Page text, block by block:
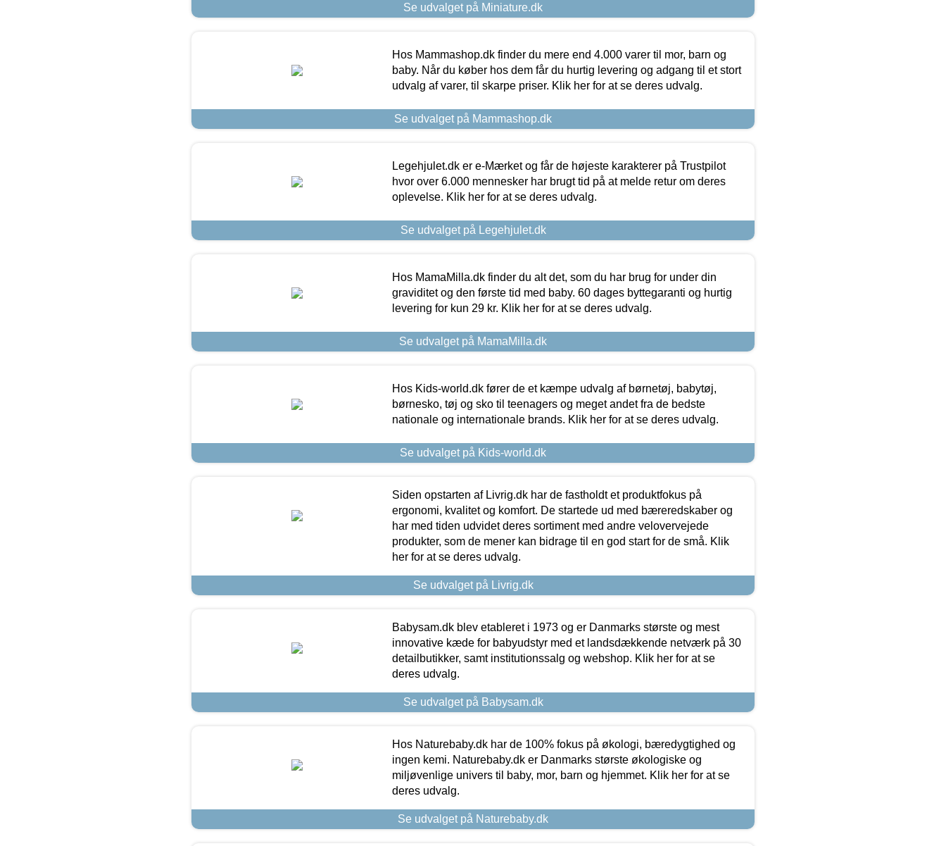
Se udvalget på Miniature.dk
Hos Mammashop.dk finder du mere end 4.000 varer til mor, barn og
baby. Når du køber hos dem får du hurtig levering og adgang til et stort
udvalg af varer, til skarpe priser. Klik her for at se deres udvalg.
Se udvalget på Mammashop.dk
Legehjulet.dk er e-Mærket og får de højeste karakterer på Trustpilot
hvor over 6.000 mennesker har brugt tid på at melde retur om deres
oplevelse. Klik her for at se deres udvalg.
Se udvalget på Legehjulet.dk
Hos MamaMilla.dk finder du alt det, som du har brug for under din
graviditet og den første tid med baby. 60 dages byttegaranti og hurtig
levering for kun 29 kr. Klik her for at se deres udvalg.
Se udvalget på MamaMilla.dk
Hos Kids-world.dk fører de et kæmpe udvalg af børnetøj, babytøj,
børnesko, tøj og sko til teenagers og meget andet fra de bedste
nationale og internationale brands. Klik her for at se deres udvalg.
Se udvalget på Kids-world.dk
Siden opstarten af Livrig.dk har de fastholdt et produktfokus på
ergonomi, kvalitet og komfort. De startede ud med bæreredskaber og
har med tiden udvidet deres sortiment med andre velovervejede
produkter, som de mener kan bidrage til en god start for de små. Klik
her for at se deres udvalg.
Se udvalget på Livrig.dk
Babysam.dk blev etableret i 1973 og er Danmarks største og mest
innovative kæde for babyudstyr med et landsdækkende netværk på 30
detailbutikker, samt institutionssalg og webshop. Klik her for at se
deres udvalg.
Se udvalget på Babysam.dk
Hos Naturebaby.dk har de 100% fokus på økologi, bæredygtighed og
ingen kemi. Naturebaby.dk er Danmarks største økologiske og
miljøvenlige univers til baby, mor, barn og hjemmet. Klik her for at se
deres udvalg.
Se udvalget på Naturebaby.dk